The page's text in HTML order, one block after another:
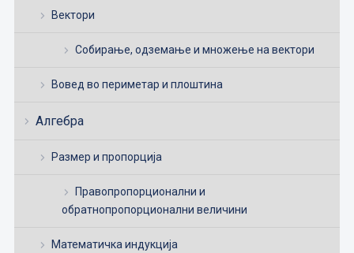
Вектори
Собирање, одземање и множење на вектори
Вовед во периметар и плоштина
Алгебра
Размер и пропорција
Правопропорционални и
обратнопропорционални величини
Математичка индукција